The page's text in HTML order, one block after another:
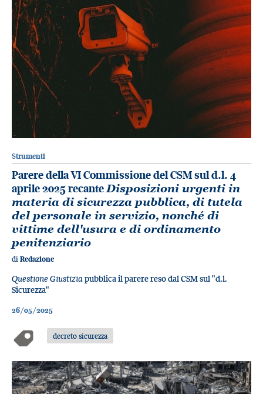
Strumenti
Parere della VI Commissione del CSM sul d.l. 4
aprile 2025 recanteDisposizioni urgenti in
materia di sicurezza pubblica, di tutela
del personale in servizio, nonché di
vittime dell'usura e di ordinamento
penitenziario
di Redazione
Questione Giustiziapubblica il parere reso dal CSM sul "d.l.
Sicurezza"
26/05/2025
decreto sicurezza